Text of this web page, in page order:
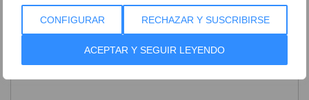
CONFIGURAR RECHAZAR Y SUSCRIBIRSE
ACEPTAR Y SEGUIR LEYENDO